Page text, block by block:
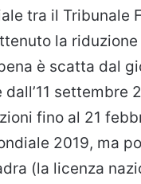
tra il Tribunale
la
è scatta dal
settembre
fino al 21
2019, ma
(la licenza